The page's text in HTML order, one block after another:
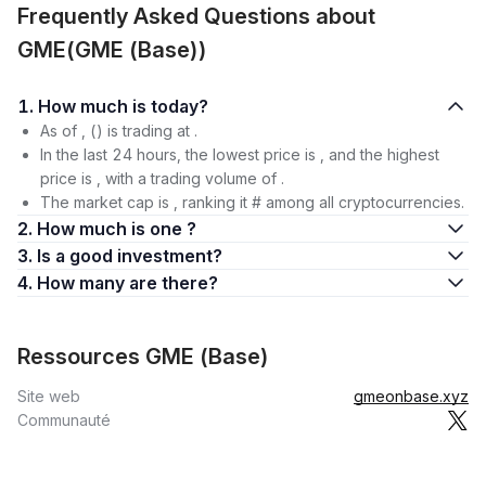
Frequently Asked Questions about
GME(GME (Base))
1. How much is today?
As of , () is trading at .
In the last 24 hours, the lowest price is , and the highest
price is , with a trading volume of .
The market cap is , ranking it # among all cryptocurrencies.
2. How much is one ?
3. Is a good investment?
4. How many are there?
Ressources GME (Base)
Site web
gmeonbase.xyz
Communauté